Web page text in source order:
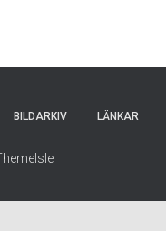
BILDARKIV LÄNKAR